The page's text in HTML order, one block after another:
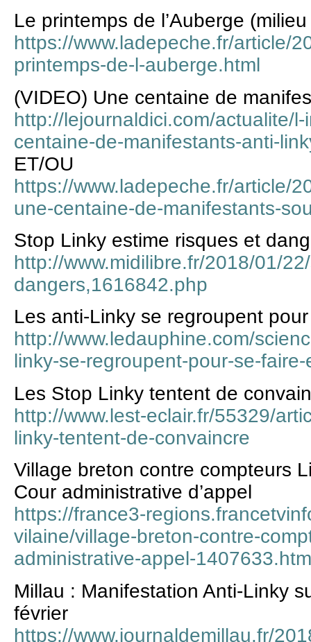
Le printemps de l’Auberge
https://www.ladepeche.fr/article/
printemps-de-l-auberge.html
(VIDEO) Une centaine de
http://lejournaldici.com/actualite/
centaine-de-manifestants-anti-
ET/OU
https://www.ladepeche.fr/article/
une-centaine-de-manifestants-
Stop Linky estime risques et
http://www.midilibre.fr/2018/01/
dangers,1616842.php
Les anti-Linky se regroupent
http://www.ledauphine.com/
linky-se-regroupent-pour-se-
Les Stop Linky tentent de
http://www.lest-eclair.fr/55329/
linky-tentent-de-convaincre
Village breton contre compteurs
Cour administrative d’appel
https://france3-
vilaine/village-breton-contre-
administrative-appel-
Millau : Manifestation Anti-Linky
février
https://www.journaldemillau.fr/